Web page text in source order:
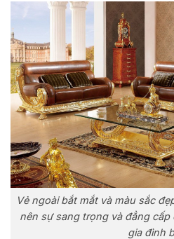
Vẻ ngoài bắt mắt và màu sắc
nên sự sang trọng và đẳng
gia đình